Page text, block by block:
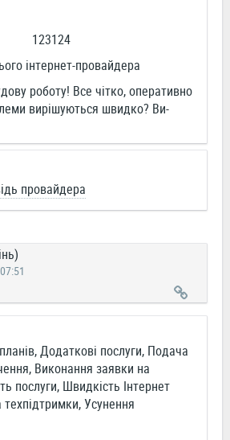
123124
інтернет-провайдера
роботу! Все чітко, оперативно
вирішуються швидко? Ви-
провайдера
Додаткові послуги, Подача
Виконання заявки на
послуги, Швидкість Інтернет
Усунення